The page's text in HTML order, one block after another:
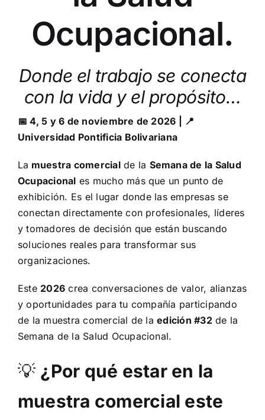
Ocupacional.
Donde el trabajo se conecta
con la vida y el propósito…
📅 4, 5 y 6 de noviembre de 2026
📍
Universidad Pontificia Bolivariana
La muestra comercialde la Semana de la Salud
Ocupacional es mucho más que un punto de
exhibición. Es el lugar donde las empresas se
conectan directamente con profesionales, líderes
y tomadores de decisión que están buscando
soluciones reales para transformar sus
organizaciones.
Este 2026 crea conversaciones de valor, alianzas
y oportunidades para tu compañía participando
de la muestra comercial de laedición #32de la
Semana de la Salud Ocupacional.
💡 ¿Por qué estar en la
muestra comercial este